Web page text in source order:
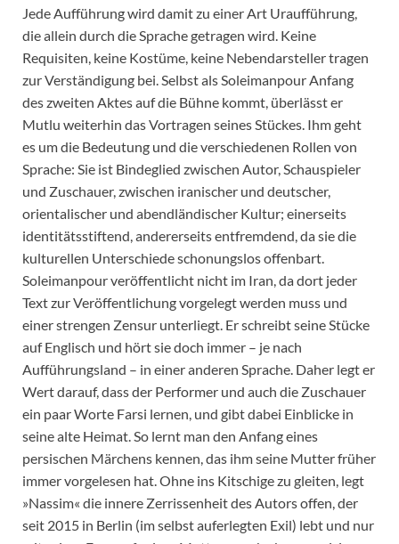
Jede Aufführung wird damit zu einer Art Uraufführung,
die allein durch die Sprache getragen wird. Keine
Requisiten, keine Kostüme, keine Nebendarsteller tragen
zur Verständigung bei. Selbst als Soleimanpour Anfang
des zweiten Aktes auf die Bühne kommt, überlässt er
Mutlu weiterhin das Vortragen seines Stückes. Ihm geht
es um die Bedeutung und die verschiedenen Rollen von
Sprache: Sie ist Bindeglied zwischen Autor, Schauspieler
und Zuschauer, zwischen iranischer und deutscher,
orientalischer und abendländischer Kultur; einerseits
identitätsstiftend, andererseits entfremdend, da sie die
kulturellen Unterschiede schonungslos offenbart.
Soleimanpour veröffentlicht nicht im Iran, da dort jeder
Text zur Veröffentlichung vorgelegt werden muss und
einer strengen Zensur unterliegt. Er schreibt seine Stücke
auf Englisch und hört sie doch immer – je nach
Aufführungsland – in einer anderen Sprache. Daher legt er
Wert darauf, dass der Performer und auch die Zuschauer
ein paar Worte Farsi lernen, und gibt dabei Einblicke in
seine alte Heimat. So lernt man den Anfang eines
persischen Märchens kennen, das ihm seine Mutter früher
immer vorgelesen hat. Ohne ins Kitschige zu gleiten, legt
»Nassim« die innere Zerrissenheit des Autors offen, der
seit 2015 in Berlin (im selbst auferlegten Exil) lebt und nur